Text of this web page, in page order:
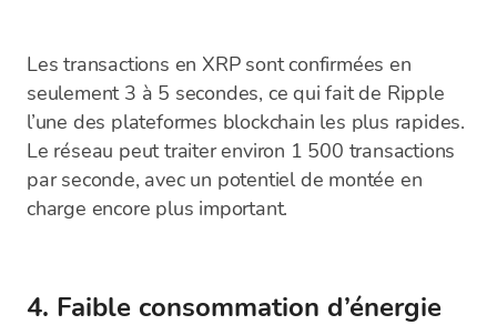
Les transactions en XRP sont confirmées en
seulement 3 à 5 secondes, ce qui fait de Ripple
l’une des plateformes blockchain les plus rapides.
Le réseau peut traiter environ 1 500 transactions
par seconde, avec un potentiel de montée en
charge encore plus important.
4. Faible consommation d’énergie